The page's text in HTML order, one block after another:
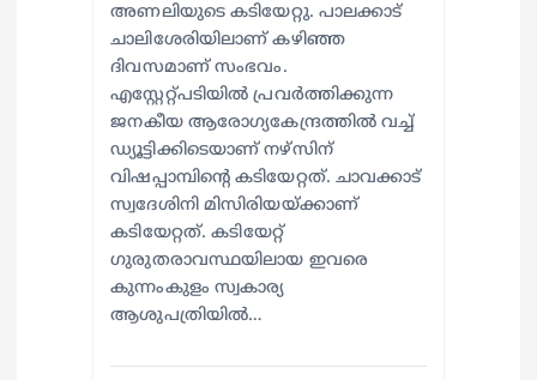
അണലിയുടെ കടിയേറ്റു. പാലക്കാട്
ചാലിശേരിയിലാണ് കഴിഞ്ഞ
ദിവസമാണ് സംഭവം.
എസ്റ്റേറ്റ്പടിയില്‍ പ്രവര്‍ത്തിക്കുന്ന
ജനകീയ ആരോഗ്യകേന്ദ്രത്തില്‍ വച്ച്
ഡ്യൂട്ടിക്കിടെയാണ് നഴ്സിന്
വിഷപ്പാമ്പിന്റെ കടിയേറ്റത്. ചാവക്കാട്
സ്വദേശിനി മിസിരിയയ്ക്കാണ്
കടിയേറ്റത്. കടിയേറ്റ്
ഗുരുതരാവസ്ഥയിലായ ഇവരെ
കുന്നംകുളം സ്വകാര്യ
ആശുപത്രിയില്‍…